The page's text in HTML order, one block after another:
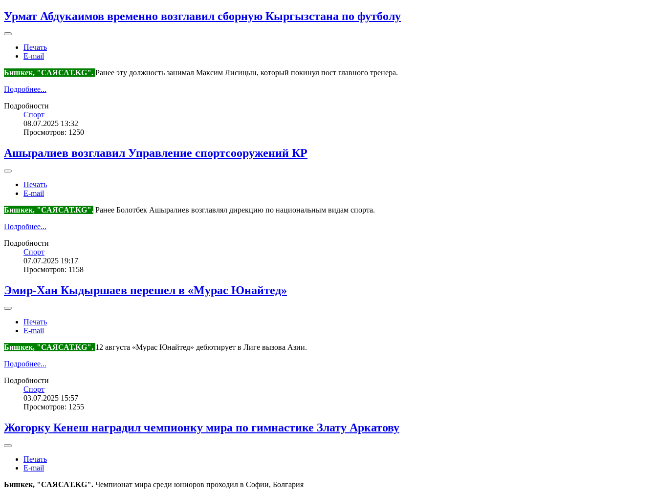
Урмат Абдукаимов временно возглавил сборную Кыргызстана по футболу
Печать
E-mail
Бишкек, "САЯСАТ.KG". Ранее эту должность занимал Максим Лисицын, который покинул пост главного тренера.
Подробнее...
Подробности
Спорт
08.07.2025 13:32
Просмотров: 1250
Ашыралиев возглавил Управление спортсооружений КР
Печать
E-mail
Бишкек, "САЯСАТ.KG". Ранее Болотбек Ашыралиев возглавлял дирекцию по национальным видам спорта.
Подробнее...
Подробности
Спорт
07.07.2025 19:17
Просмотров: 1158
Эмир-Хан Кыдыршаев перешел в «Мурас Юнайтед»
Печать
E-mail
Бишкек, "САЯСАТ.KG". 12 августа «Мурас Юнайтед» дебютирует в Лиге вызова Азии.
Подробнее...
Подробности
Спорт
03.07.2025 15:57
Просмотров: 1255
Жогорку Кенеш наградил чемпионку мира по гимнастике Злату Аркатову
Печать
E-mail
Бишкек, "САЯСАТ.KG". Чемпионат мира среди юниоров проходил в Софии, Болгария